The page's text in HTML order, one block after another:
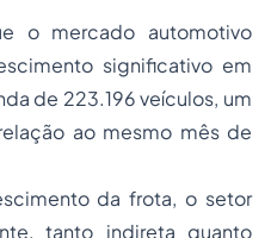
o mercado automotivo
significativo em
de 223.196 veículos, um
ao mesmo mês de
da frota, o setor
tanto indireta quanto